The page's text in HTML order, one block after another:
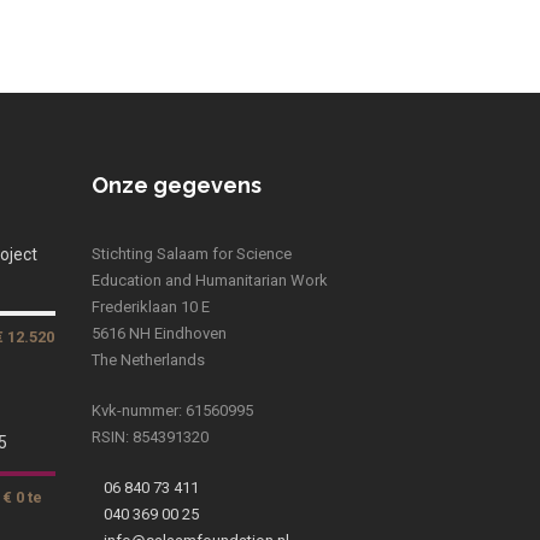
12.520
€ 0 te
Onze gegevens
Stichting Salaam for Science
Education and Humanitarian Work
Frederiklaan 10 E
5616 NH Eindhoven
The Netherlands
Kvk-nummer: 61560995
RSIN: 854391320
06 840 73 411
040 369 00 25